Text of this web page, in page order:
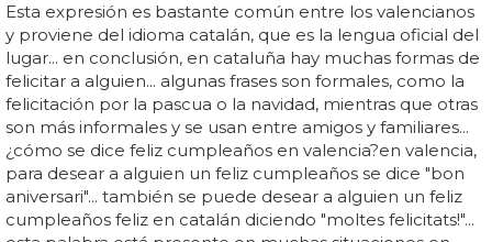
Esta expresión es bastante común entre los valencianos
y proviene del idioma catalán, que es la lengua oficial del
lugar... en conclusión, en cataluña hay muchas formas de
felicitar a alguien... algunas frases son formales, como la
felicitación por la pascua o la navidad, mientras que otras
son más informales y se usan entre amigos y familiares...
¿cómo se dice feliz cumpleaños en valencia?en valencia,
para desear a alguien un feliz cumpleaños se dice "bon
aniversari"... también se puede desear a alguien un feliz
cumpleaños feliz en catalán diciendo "moltes felicitats!"...